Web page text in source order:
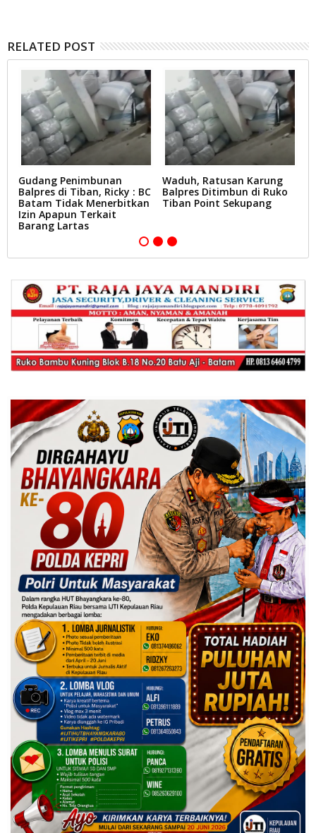
RELATED POST
Gudang Penimbunan
Balpres di Tiban, Ricky : BC
Batam Tidak Menerbitkan
Izin Apapun Terkait
Barang Lartas
Waduh, Ratusan Karung
Balpres Ditimbun di Ruko
Tiban Point Sekupang